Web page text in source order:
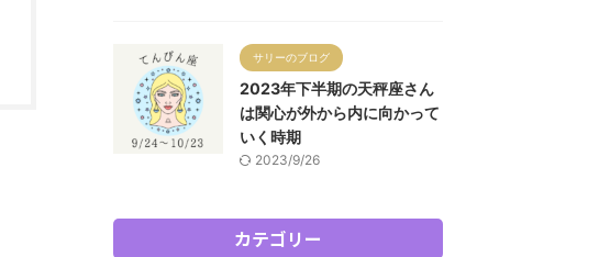
サリーのブログ
2023年下半期の天秤座さん
は関心が外から内に向かって
いく時期
2023/9/26
カテゴリー